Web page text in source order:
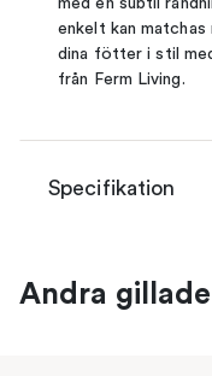
enkelt kan
dina fötter i stil
från Ferm Living.
Specifikation
Andra